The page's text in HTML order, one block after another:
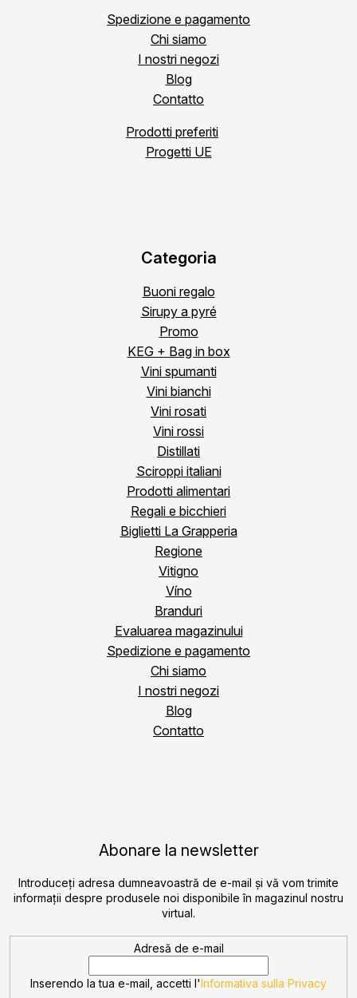
Spedizione e pagamento
Chi siamo
I nostri negozi
Blog
Contatto
Prodotti preferiti
Progetti UE
Categoria
Buoni regalo
Sirupy a pyré
Promo
KEG + Bag in box
Vini spumanti
Vini bianchi
Vini rosati
Vini rossi
Distillati
Sciroppi italiani
Prodotti alimentari
Regali e bicchieri
Biglietti La Grapperia
Regione
Vitigno
Víno
Branduri
Evaluarea magazinului
Spedizione e pagamento
Chi siamo
I nostri negozi
Blog
Contatto
Abonare la newsletter
Introduceţi adresa dumneavoastră de e-mail şi vă vom trimite
informaţii despre produsele noi disponibile în magazinul nostru
virtual.
Adresă de e-mail
Inserendo la tua e-mail, accetti l'Informativa sulla Privacy